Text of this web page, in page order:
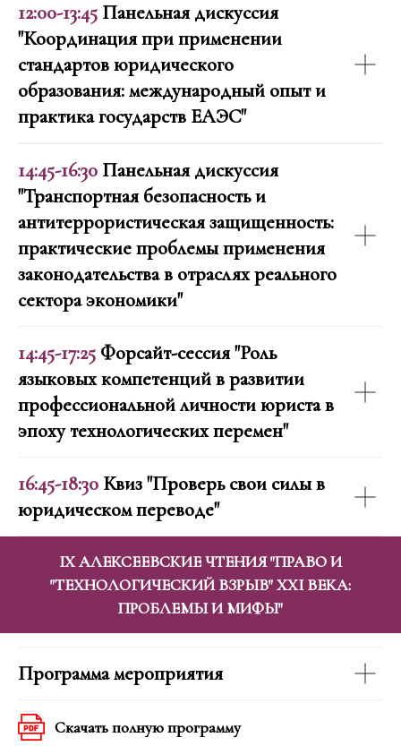
12:00-13:45 Панельная дискуссия
"Координация при применении
стандартов юридического
образования: международный опыт и
практика государств ЕАЭС"
14:45-16:30 Панельная дискуссия
"Транспортная безопасность и
антитеррористическая защищенность:
практические проблемы применения
законодательства в отраслях реального
сектора экономики"
14:45-17:25 Форсайт-сессия "Роль
языковых компетенций в развитии
профессиональной личности юриста в
эпоху технологических перемен"
16:45-18:30 Квиз "Проверь свои силы в
юридическом переводе"
IX АЛЕКСЕЕВСКИЕ ЧТЕНИЯ "ПРАВО И
"ТЕХНОЛОГИЧЕСКИЙ ВЗРЫВ" XXI ВЕКА:
ПРОБЛЕМЫ И МИФЫ"
Программа мероприятия
Скачать полную программу